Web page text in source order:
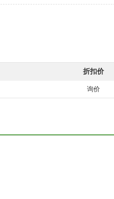
折扣价
询价